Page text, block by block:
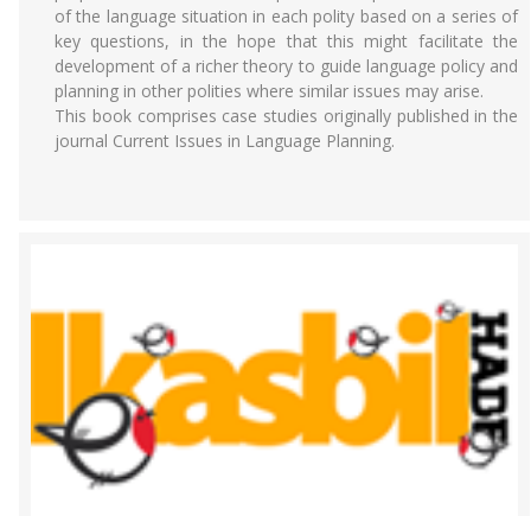
of the language situation in each polity based on a series of
key questions, in the hope that this might facilitate the
development of a richer theory to guide language policy and
planning in other polities where similar issues may arise.
This book comprises case studies originally published in the
journal Current Issues in Language Planning.